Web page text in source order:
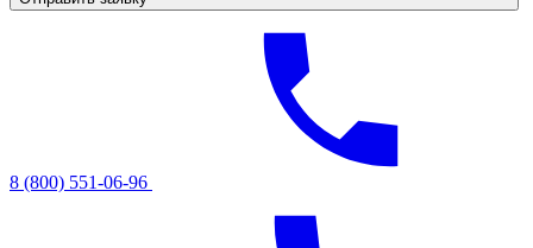
8 (800) 551-06-96